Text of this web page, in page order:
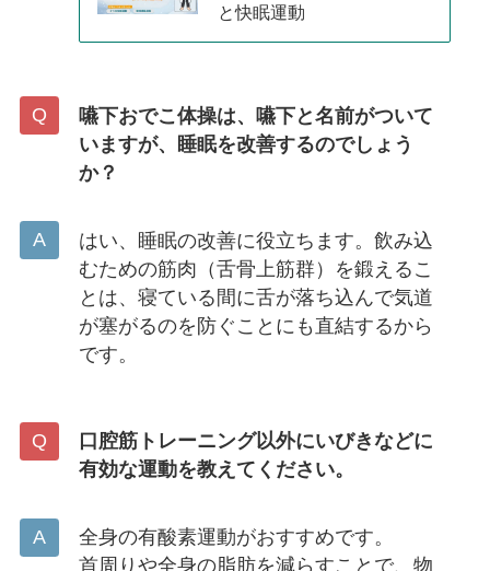
と快眠運動
嚥下おでこ体操は、嚥下と名前がついて
いますが、睡眠を改善するのでしょう
か？
はい、睡眠の改善に役立ちます。飲み込
むための筋肉（舌骨上筋群）を鍛えるこ
とは、寝ている間に舌が落ち込んで気道
が塞がるのを防ぐことにも直結するから
です。
口腔筋トレーニング以外にいびきなどに
有効な運動を教えてください。
全身の有酸素運動がおすすめです。
首周りや全身の脂肪を減らすことで、物